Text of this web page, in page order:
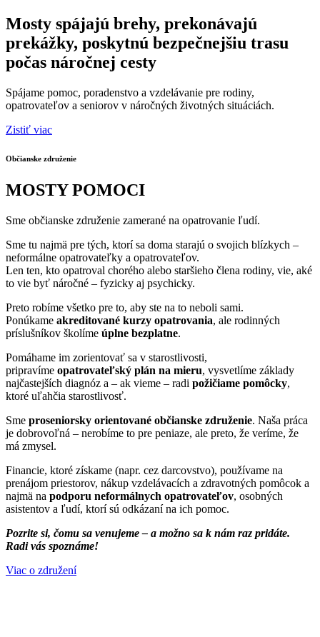
Mosty spájajú brehy, prekonávajú
prekážky, poskytnú bezpečnejšiu trasu
počas náročnej cesty
Spájame pomoc, poradenstvo a vzdelávanie pre rodiny,
opatrovateľov a seniorov v náročných životných situáciách.
Zistiť viac
Občianske združenie
MOSTY POMOCI
Sme občianske združenie zamerané na opatrovanie ľudí.
Sme tu najmä pre tých, ktorí sa doma starajú o svojich blízkych –
neformálne opatrovateľky a opatrovateľov.
Len ten, kto opatroval chorého alebo staršieho člena rodiny, vie, aké
to vie byť náročné – fyzicky aj psychicky.
Preto robíme všetko pre to, aby ste na to neboli sami.
Ponúkame akreditované kurzy opatrovania, ale rodinných
príslušníkov školíme úplne bezplatne.
Pomáhame im zorientovať sa v starostlivosti,
pripravíme opatrovateľský plán na mieru, vysvetlíme základy
najčastejších diagnóz a – ak vieme – radi požičiame pomôcky,
ktoré uľahčia starostlivosť.
Sme proseniorsky orientované občianske združenie. Naša práca
je dobrovoľná – nerobíme to pre peniaze, ale preto, že veríme, že
má zmysel.
Financie, ktoré získame (napr. cez darcovstvo), používame na
prenájom priestorov, nákup vzdelávacích a zdravotných pomôcok a
najmä na podporu neformálnych opatrovateľov, osobných
asistentov a ľudí, ktorí sú odkázaní na ich pomoc.
Pozrite si, čomu sa venujeme – a možno sa k nám raz pridáte.
Radi vás spoznáme!
Viac o združení